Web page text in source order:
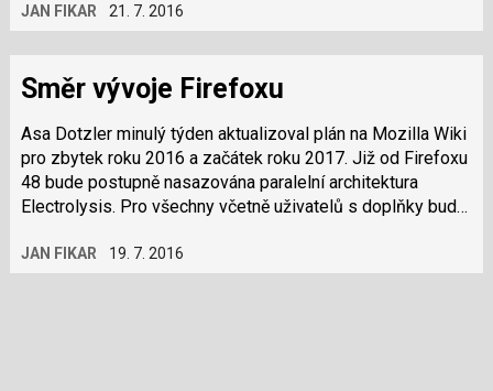
JAN FIKAR 21. 7. 2016
Směr vývoje Firefoxu
Asa Dotzler minulý týden aktualizoval plán na Mozilla Wiki
pro zbytek roku 2016 a začátek roku 2017. Již od Firefoxu
48 bude postupně nasazována paralelní architektura
Electrolysis. Pro všechny včetně uživatelů s doplňky bude
JAN FIKAR 19. 7. 2016